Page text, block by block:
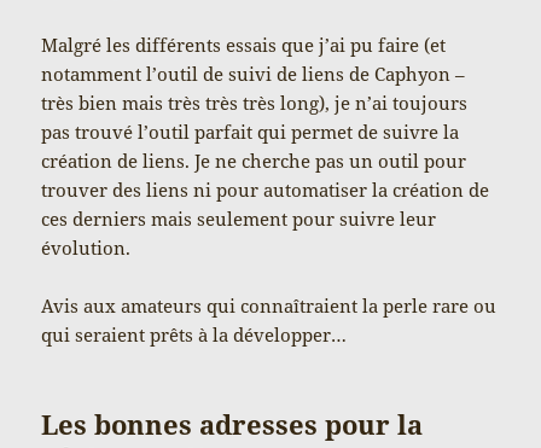
Malgré les différents essais que j’ai pu faire (et
notamment l’outil de suivi de liens de Caphyon –
très bien mais très très très long), je n’ai toujours
pas trouvé l’outil parfait qui permet de suivre la
création de liens. Je ne cherche pas un outil pour
trouver des liens ni pour automatiser la création de
ces derniers mais seulement pour suivre leur
évolution.
Avis aux amateurs qui connaîtraient la perle rare ou
qui seraient prêts à la développer…
Les bonnes adresses pour la